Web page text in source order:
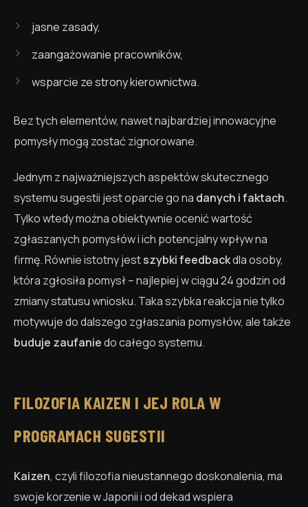
jasne zasady,
zaangażowanie pracowników,
wsparcie ze strony kierownictwa.
Bez tych elementów, nawet najbardziej innowacyjne
pomysły mogą zostać zignorowane.
Jednym z najważniejszych aspektów skutecznego
systemu sugestii jest oparcie go na danych i faktach.
Tylko wtedy można obiektywnie ocenić wartość
zgłaszanych pomysłów i ich potencjalny wpływ na
firmę. Równie istotny jestszybki feedbackdla osoby,
która zgłosiła pomysł – najlepiej w ciągu 24 godzin od
zmiany statusu wniosku. Taka szybka reakcja nie tylko
motywuje do dalszego zgłaszania pomysłów, ale także
buduje zaufaniedo całego systemu.
FILOZOFIA KAIZEN I JEJ ROLA W
PROGRAMACH SUGESTII
Kaizen, czyli filozofia nieustannego doskonalenia, ma
swoje korzenie w Japonii i od dekad wspiera